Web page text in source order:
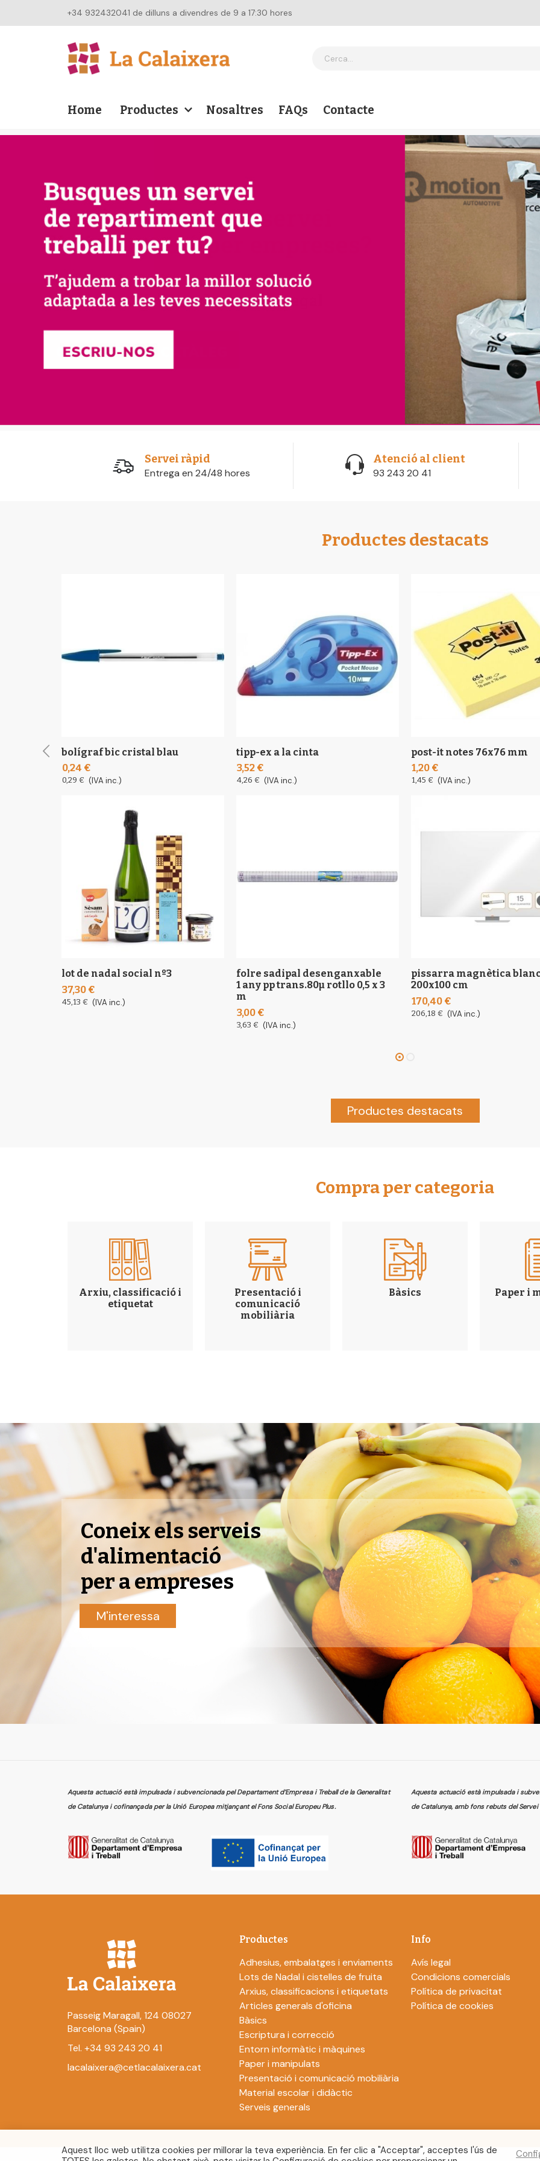
+34 932432041 de dilluns a divendres de 9 a 17:30 hores
Home Productes Nosaltres FAQs Contacte
Servei ràpid
Entrega en 24/48 hores
Atenció al client
93 243 20 41
Productes destacats
bolígraf bic cristal blau
0,24 €
0,29 € (IVA inc.)
lot de nadal social nº3
37,30 €
45,13 € (IVA inc.)
tipp-ex a la cinta
3,52 €
4,26 € (IVA inc.)
folre sadipal desenganxable
1 any pp trans.80µ rotllo 0,5 x 3
m
3,00 €
3,63 € (IVA inc.)
post-it notes 76x76 mm
1,20 €
1,45 € (IVA inc.)
pissarra magnètica
200x100 cm
170,40 €
206,18 € (IVA inc.)
Productes destacats
Compra per categoria
Arxiu, classificació i
etiquetat
Presentació i
comunicació
mobiliària
Bàsics Paper i
Coneix els serveis
d'alimentació
per a empreses
M'interessa
Aquesta actuació està impulsada i subvencionada pel Departament d’Empresa i Treball de la Generalitat
de Catalunya i cofinançada per la Unió Europea mitjançant el Fons Social Europeu Plus.
Aquesta actuació està impulsada i
de Catalunya, amb fons rebuts del Servei
Passeig Maragall, 124 08027
Barcelona (Spain)
Tel. +34 93 243 20 41
lacalaixera@cetlacalaixera.cat
Productes
Adhesius, embalatges i enviaments
Lots de Nadal i cistelles de fruita
Arxius, classificacions i etiquetats
Articles generals d'oficina
Bàsics
Escriptura i correcció
Entorn informàtic i màquines
Paper i manipulats
Presentació i comunicació mobiliària
Material escolar i didàctic
Serveis generals
Info
Avís legal
Condicions comercials
Política de privacitat
Política de cookies
Aquest lloc web utilitza cookies per millorar la teva experiència. En fer clic a "Acceptar", acceptes l'ús de